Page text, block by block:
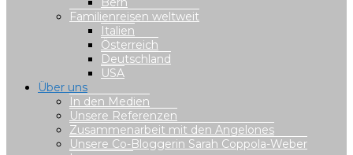
Familienreisen weltweit
Italien
Österreich
Deutschland
USA
Über uns
In den Medien
Unsere Referenzen
Zusammenarbeit mit den Angelones
Unsere Co-Bloggerin Sarah Coppola-Weber